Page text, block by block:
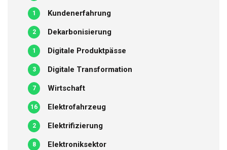
Kundenerfahrung
1
Dekarbonisierung
2
Digitale Produktpässe
1
Digitale Transformation
3
Wirtschaft
7
Elektrofahrzeug
16
Elektrifizierung
2
Elektroniksektor
8